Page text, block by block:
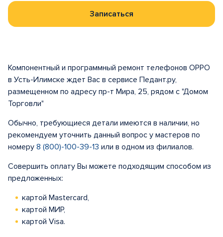
Записаться
Компонентный и программный ремонт телефонов OPPO
в Усть-Илимске ждет Вас в сервисе Педант.ру,
размещенном по адресу пр-т Мира, 25, рядом с "Домом
Торговли"
Обычно, требующиеся детали имеются в наличии, но
рекомендуем уточнить данный вопрос у мастеров по
номеру 8 (800)-100-39-13 или в одном из филиалов.
Совершить оплату Вы можете подходящим способом из
предложенных:
картой Mastercard,
картой МИР,
картой Visa.